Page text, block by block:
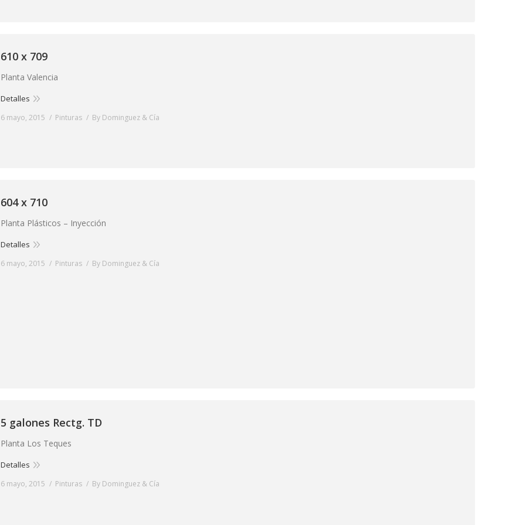
610 x 709
Planta Valencia
Detalles
6 mayo, 2015 Pinturas By Dominguez & Cía
604 x 710
Planta Plásticos – Inyección
Detalles
6 mayo, 2015 Pinturas By Dominguez & Cía
5 galones Rectg. TD
Planta Los Teques
Detalles
6 mayo, 2015 Pinturas By Dominguez & Cía